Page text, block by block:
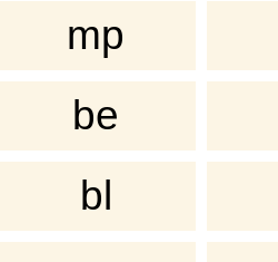
mp
be
bl